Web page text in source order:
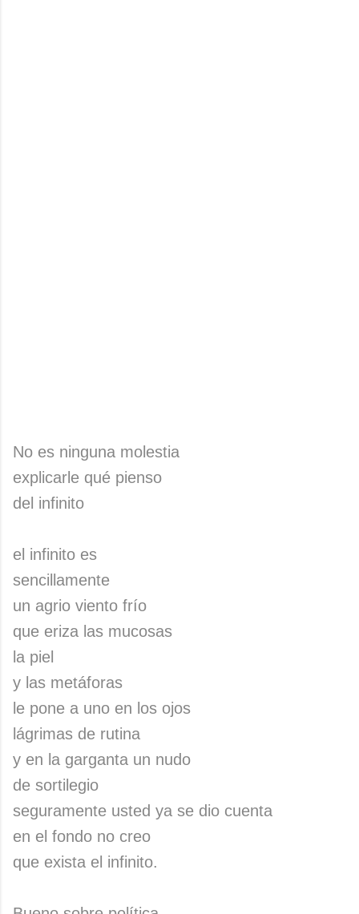
No es ninguna molestia
explicarle qué pienso
del infinito
el infinito es
sencillamente
un agrio viento frío
que eriza las mucosas
la piel
y las metáforas
le pone a uno en los ojos
lágrimas de rutina
y en la garganta un nudo
de sortilegio
seguramente usted ya se dio cuenta
en el fondo no creo
que exista el infinito.